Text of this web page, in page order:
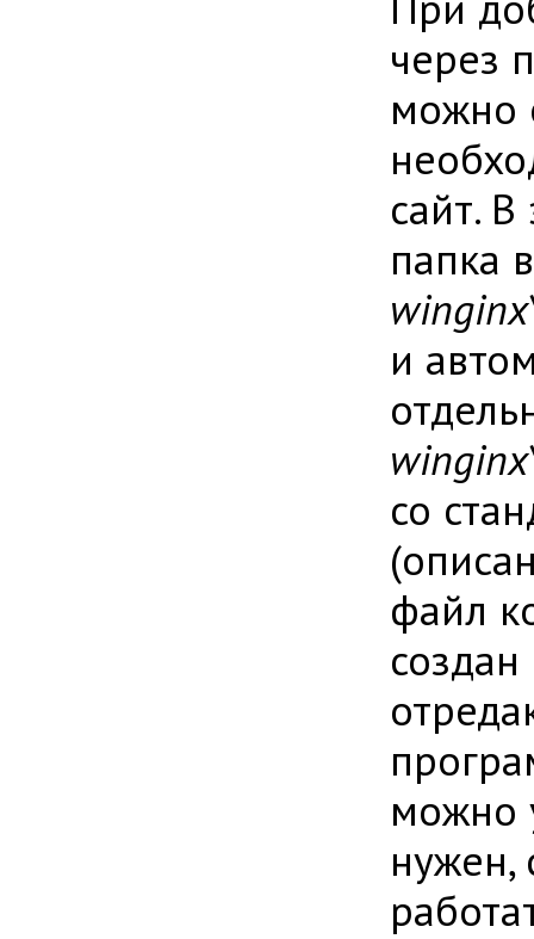
через
можно
сайт.
папка
и
со
файл
можно
нужен,